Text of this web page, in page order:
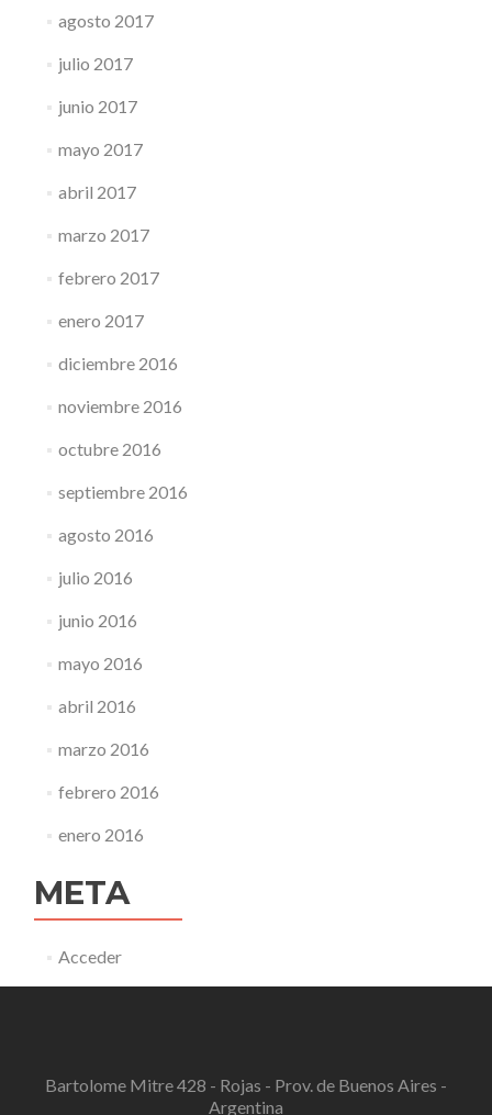
agosto 2017
julio 2017
junio 2017
mayo 2017
abril 2017
marzo 2017
febrero 2017
enero 2017
diciembre 2016
noviembre 2016
octubre 2016
septiembre 2016
agosto 2016
julio 2016
junio 2016
mayo 2016
abril 2016
marzo 2016
febrero 2016
enero 2016
META
Acceder
Bartolome Mitre 428 - Rojas - Prov. de Buenos Aires -
Argentina